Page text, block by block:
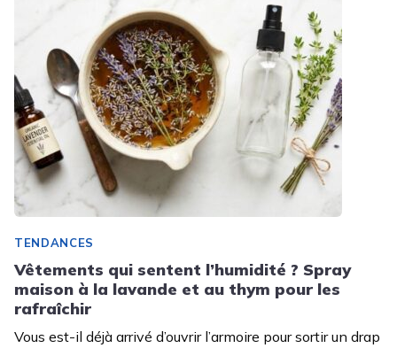
TENDANCES
Vêtements qui sentent l’humidité ? Spray
maison à la lavande et au thym pour les
rafraîchir
Vous est-il déjà arrivé d’ouvrir l’armoire pour sortir un drap